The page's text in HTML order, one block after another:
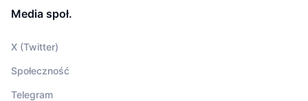
Media społ.
X (Twitter)
Społeczność
Telegram